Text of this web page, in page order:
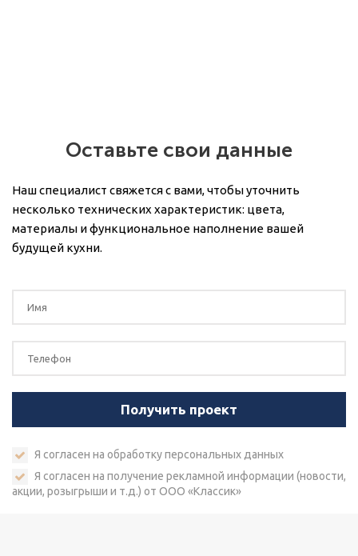
Оставьте свои данные
Наш специалист свяжется с вами, чтобы уточнить
несколько технических характеристик: цвета,
материалы и функциональное наполнение вашей
будущей кухни.
Я согласен на обработку персональных данных
Я согласен на получение рекламной информации (новости,
акции, розыгрыши и т.д.) от ООО «Классик»